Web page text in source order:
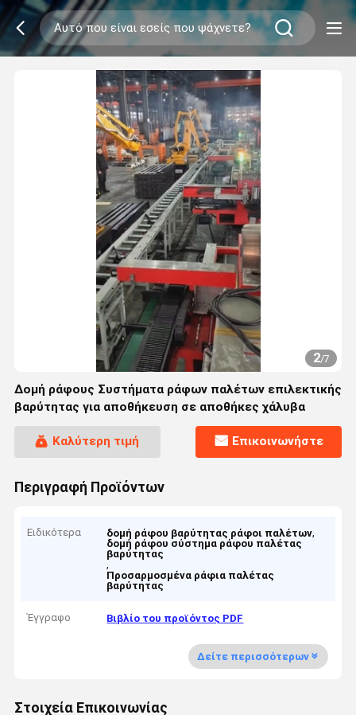
2/7
Δομή ράφους Συστήματα ράφων παλέτων επιλεκτικής
βαρύτητας για αποθήκευση σε αποθήκες χάλυβα
Καλύτερη τιμή Επικοινωνήστε
Περιγραφή Προϊόντων
Ειδικότερα δομή ράφου βαρύτητας ράφοι παλέτων,
δομή ράφου σύστημα ράφου παλέτας
βαρύτητας
,
Προσαρμοσμένα ράφια παλέτας
βαρύτητας
Έγγραφο Βιβλίο του προϊόντος PDF
Δείτε περισσότερων
Στοιχεία Επικοινωνίας